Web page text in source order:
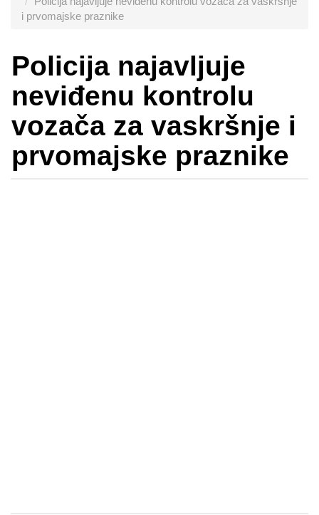
i prvomajske praznike
Policija najavljuje
neviđenu kontrolu
vozača za vaskršnje i
prvomajske praznike